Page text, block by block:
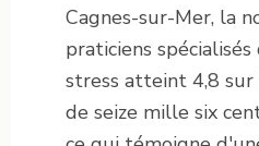
Cagnes-sur-Mer, la
praticiens
stress atteint 4,8 sur
de seize mille six